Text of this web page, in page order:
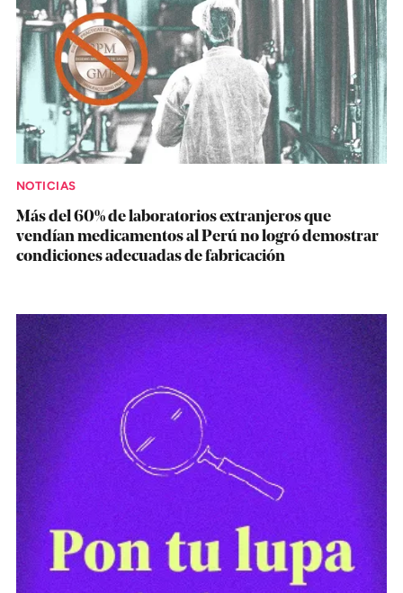
NOTICIAS
Más del 60% de laboratorios extranjeros que
vendían medicamentos al Perú no logró demostrar
condiciones adecuadas de fabricación